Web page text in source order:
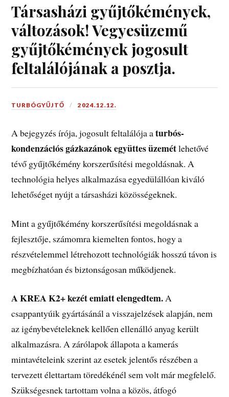
Társasházi gyűjtőkémények,
változások! Vegyesüzemű
gyűjtőkémények jogosult
feltalálójának a posztja.
TURBÓGYŰJTŐ 2024.12.12.
A bejegyzés írója, jogosult feltalálója aturbós-
kondenzációs gázkazánok együttes üzemétlehetővé
tévő gyűjtőkémény korszerűsítési megoldásnak. A
technológia helyes alkalmazása egyedülállóan kiváló
lehetőséget nyújt a társasházi közösségeknek.
Mint a gyűjtőkémény korszerűsítési megoldásnak a
fejlesztője, számomra kiemelten fontos, hogy a
részvételemmel létrehozott technológiák hosszú távon is
megbízhatóan és biztonságosan működjenek.
A KREA K2+ kezét emiatt elengedtem.A
csappantyúik gyártásánál a visszajelzések alapján, nem
az igénybevételeknek kellően ellenálló anyag került
alkalmazásra. A zárólapok állapota a kamerás
mintavételeink szerint az esetek jelentős részében a
tervezett élettartam töredékénél sem volt már megfelelő.
Szükségesnek tartottam volna a közös, átfogó